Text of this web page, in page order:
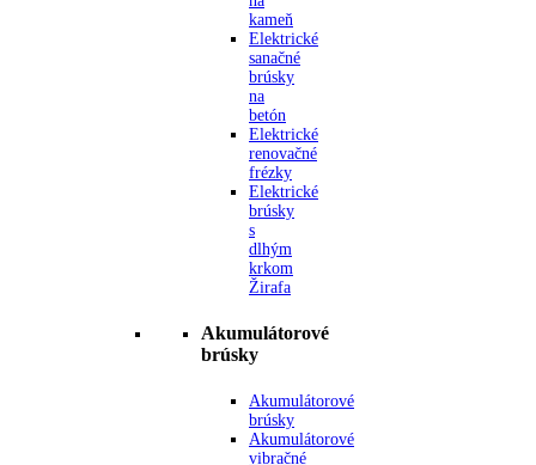
kameň
Elektrické
sanačné
brúsky
na
betón
Elektrické
renovačné
frézky
Elektrické
brúsky
s
dlhým
krkom
Žirafa
Akumulátorové
brúsky
Akumulátorové
brúsky
Akumulátorové
vibračné